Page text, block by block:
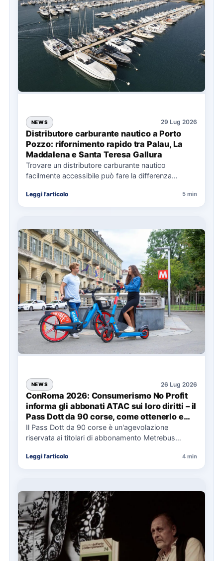
NEWS 29 Lug 2026
Distributore carburante nautico a Porto
Pozzo: rifornimento rapido tra Palau, La
Maddalena e Santa Teresa Gallura
Trovare un distributore carburante nautico
facilmente accessibile può fare la differenza
soprattutto…
Leggi l'articolo 5 min
NEWS 26 Lug 2026
ConRoma 2026: Consumerismo No Profit
informa gli abbonati ATAC sui loro diritti – il
Pass Dott da 90 corse, come ottenerlo e
cosa spetta in caso di disservizi
Il Pass Dott da 90 corse è un'agevolazione
riservata ai titolari di abbonamento Metrebus
Leggi l'articolo 4 min